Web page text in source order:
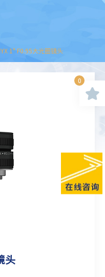
1" F0.95大光圈镜头
头
0